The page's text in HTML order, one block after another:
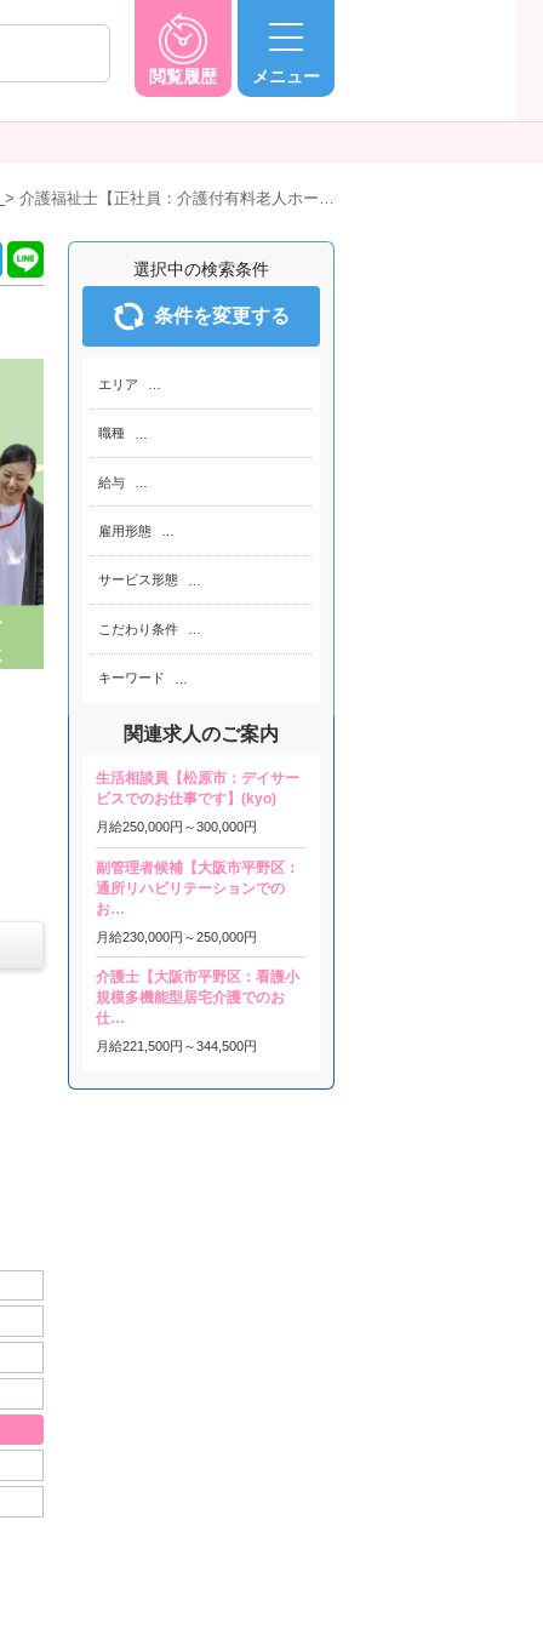
閲覧履歴 メニュー
介護福祉士【正社員：介護付有料老人ホー…
選択中の検索条件
条件を変更する
エリア
職種
給与
雇用形態
サービス形態
こだわり条件
キーワード
関連求人のご案内
生活相談員【松原市：デイサー
ビスでのお仕事です】(kyo)
月給250,000円～300,000円
副管理者候補【大阪市平野区：
通所リハビリテーションでの
お…
月給230,000円～250,000円
介護士【大阪市平野区：看護小
規模多機能型居宅介護でのお
仕…
月給221,500円～344,500円